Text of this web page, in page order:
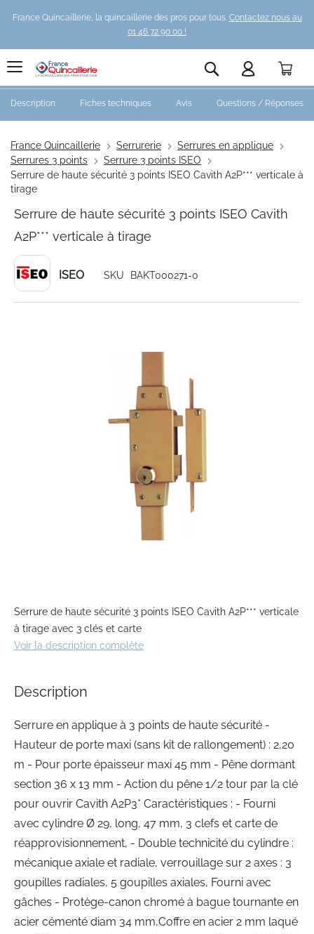
France Quincaillerie, la quincaillerie des pros pour tous. Contactez nous au
01 46 72 90 00 !
Rechercher
France Quincaillerie Serrurerie
Serrures en applique
Serrures 3 points
Serrure 3 points ISEO
Serrure de haute sécurité 3 points ISEO Cavith A2P*** verticale à
tirage
Serrure de haute sécurité 3 points ISEO Cavith
A2P*** verticale à tirage
ISEO SKU BAKT000271-0
to
the
beginning
of
gallery
Serrure de haute sécurité 3 points ISEO Cavith A2P*** verticale
à tirage avec 3 clés et carte
Voir la description complète
Description Fiches techniques Avis Questions / Réponses
Description
Serrure en applique à 3 points de haute sécurité -
Hauteur de porte maxi (sans kit de rallongement) : 2,20
m - Pour porte épaisseur maxi 45 mm - Pêne dormant
section 36 x 13 mm - Action du pêne 1/2 tour par la clé
pour ouvrir Cavith A2P3* Caractéristiques : - Fourni
avec cylindre Ø 29, long, 47 mm, 3 clefs et carte de
réapprovisionnement, - Double technicité du cylindre :
mécanique axiale et radiale, verrouillage sur 2 axes : 3
goupilles radiales, 5 goupilles axiales, Fourni avec
gâches - Protège-canon chromé à bague tournante en
acier cémenté diam 34 mm,Coffre en acier 2 mm laqué